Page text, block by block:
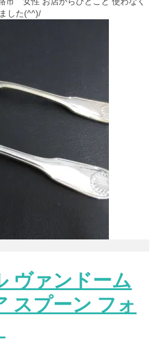
した(^^)/
ヴァンドーム
スプーン フォ